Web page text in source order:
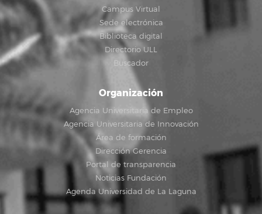
Campus Virtual
Sede electrónica
Biblioteca digital
Directorio ULL
Buscador
Organización
Agencia Universitaria de Empleo
Agencia Universitaria de Innovación
Área de formación
Dirección Gerencia
Portal de transparencia
Noticias Fundación
Agenda Universidad de La Laguna